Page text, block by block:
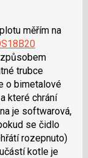
měřím na
trubce
o bimetalové
které chrání
je softwarová,
se čidlo
rozepnuto)
kotle je